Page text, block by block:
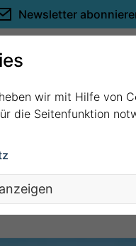
Newsletter
AUF DER
wir mit Hilfe von
die Seitenfunktion